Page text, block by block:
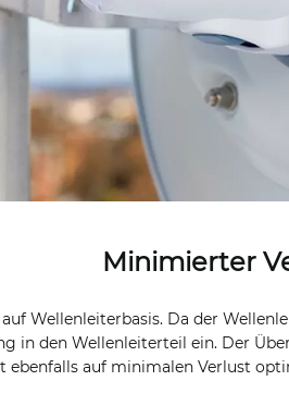
Minimierter
Wellenleiterbasis. Da der
in den Wellenleiterteil ein. Der
ebenfalls auf minimalen Verlust